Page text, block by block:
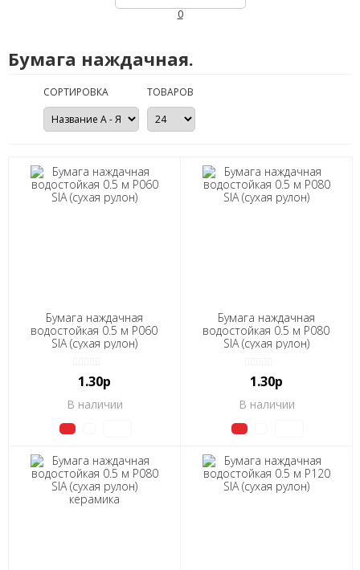
0
Бумага наждачная.
СОРТИРОВКА ТОВАРОВ
Бумага наждачная
водостойкая 0.5 м Р060
SIA (сухая рулон)
1.30р
В наличии
Бумага наждачная
водостойкая 0.5 м Р080
SIA (сухая рулон)
1.30р
В наличии